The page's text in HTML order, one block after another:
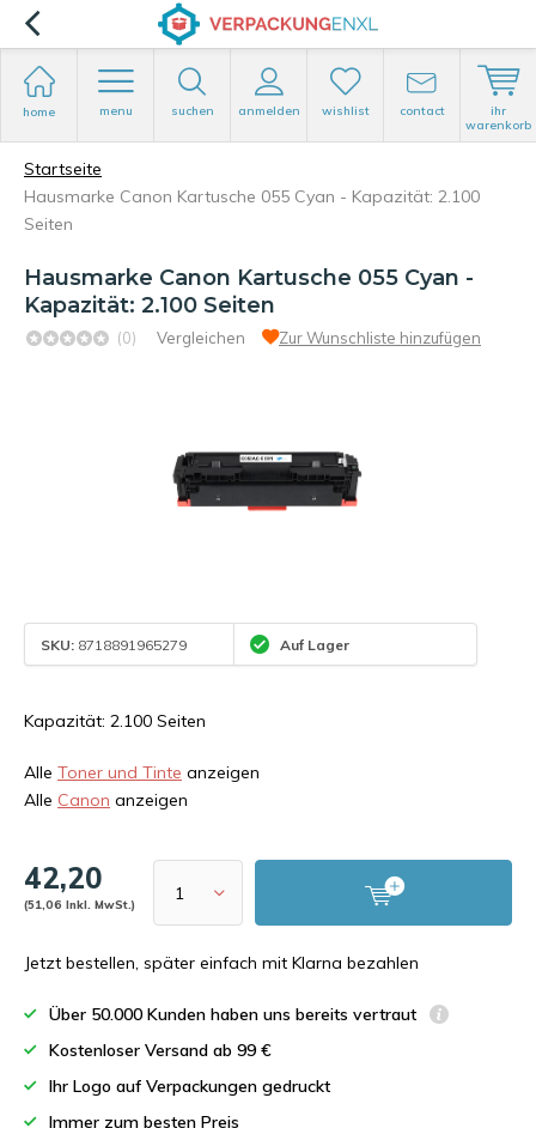
home menu suchen anmelden wishlist contact
ihr
warenkorb
Startseite
Hausmarke Canon Kartusche 055 Cyan - Kapazität: 2.100
Seiten
Hausmarke Canon Kartusche 055 Cyan -
Kapazität: 2.100 Seiten
(0) Vergleichen Zur Wunschliste hinzufügen
SKU: 8718891965279 Auf Lager
Kapazität: 2.100 Seiten
Alle Toner und Tinte anzeigen
Alle Canon anzeigen
42,20
(51,06 Inkl. MwSt.)
Jetzt bestellen, später einfach mit Klarna bezahlen
Über 50.000 Kunden haben uns bereits vertraut
Kostenloser Versand ab 99 €
Ihr Logo auf Verpackungen gedruckt
Immer zum besten Preis